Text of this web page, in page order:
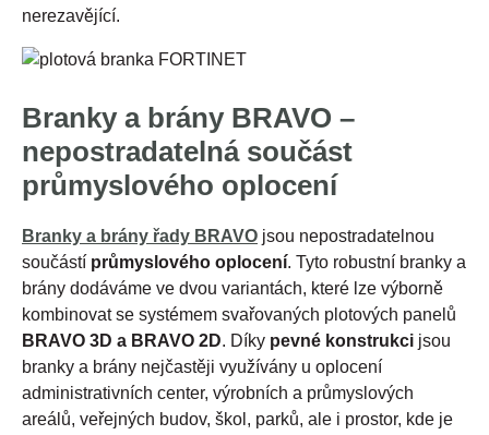
nerezavějící.
Branky a brány BRAVO –
nepostradatelná součást
průmyslového oplocení
Branky a brány řady BRAVO jsou nepostradatelnou
součástí průmyslového oplocení. Tyto robustní branky a
brány dodáváme ve dvou variantách, které lze výborně
kombinovat se systémem svařovaných plotových panelů
BRAVO 3D a BRAVO 2D. Díky pevné konstrukci jsou
branky a brány nejčastěji využívány u oplocení
administrativních center, výrobních a průmyslových
areálů, veřejných budov, škol, parků, ale i prostor, kde je